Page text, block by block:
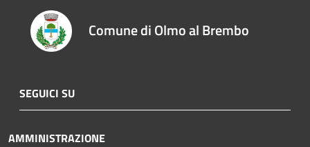
Comune di Olmo al Brembo
SEGUICI SU
AMMINISTRAZIONE